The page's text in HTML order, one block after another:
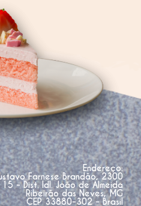
Endereço:
Farnese Brandão, 2300
- Dist. Idl. João de Almeida
Ribeirão das Neves, MG
CEP 33880-302 - Brasil